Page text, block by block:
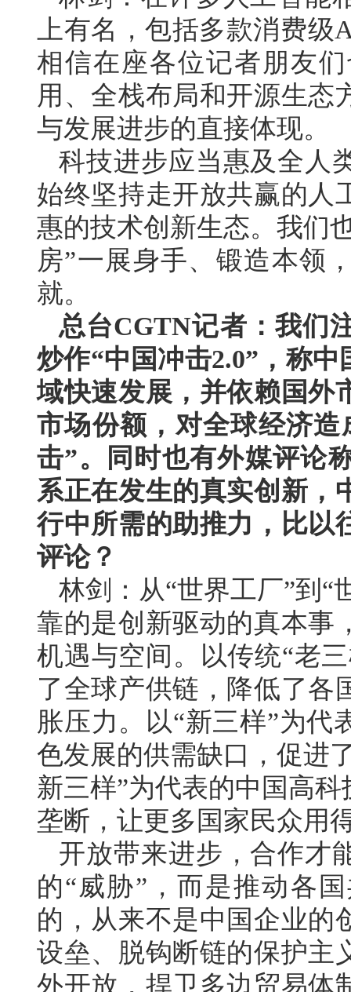
上有名，包括多款消费
相信在座各位记者朋友
用、全栈布局和开源生态
与发展进步的直接体现。
科技进步应当惠及全人
始终坚持走开放共赢的人
惠的技术创新生态。我们
房”一展身手、锻造本领
就。
总台CGTN记者：我们
炒作“中国冲击2.0”，称
域快速发展，并依赖国外
市场份额，对全球经济
击”。同时也有外媒评论
系正在发生的真实创新，
行中所需的助推力，比以
评论？
林剑：从“世界工厂”到“
靠的是创新驱动的真本事
机遇与空间。以传统“老
了全球产供链，降低了各
胀压力。以“新三样”为代
色发展的供需缺口，促进
新三样”为代表的中国高
垄断，让更多国家民众用
开放带来进步，合作才
的“威胁”，而是推动各
的，从来不是中国企业的
设垒、脱钩断链的保护主
外开放，捍卫多边贸易体